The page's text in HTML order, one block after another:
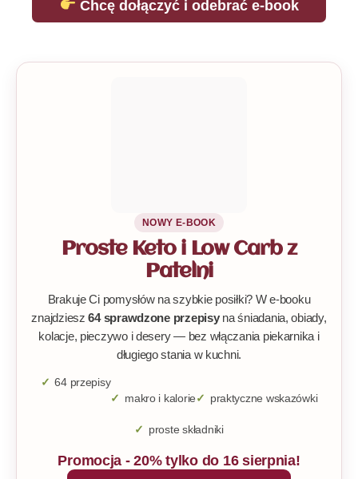
Chcę dołączyć i odebrać e-book
NOWY E-BOOK
Proste Keto i Low Carb z
Patelni
Brakuje Ci pomysłów na szybkie posiłki? W e-booku
znajdziesz64 sprawdzone przepisyna śniadania, obiady,
kolacje, pieczywo i desery — bez włączania piekarnika i
długiego stania w kuchni.
64 przepisy
makro i kalorie
praktyczne wskazówki
proste składniki
Promocja - 20% tylko do 16 sierpnia!